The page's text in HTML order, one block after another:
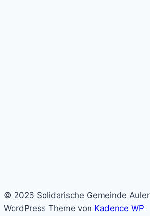
© 2026 Solidarische Gemeinde
WordPress Theme von Kadence WP